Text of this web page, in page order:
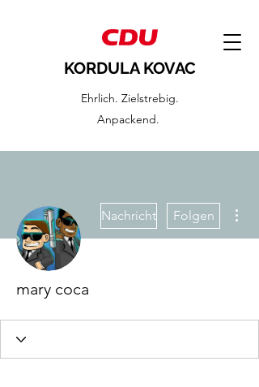
KORDULA KOVAC
Ehrlich. Zielstrebig.
Anpackend.
Nachricht Folgen
mary coca